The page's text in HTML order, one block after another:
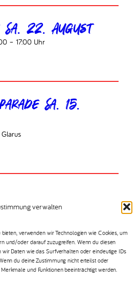
verwalten
verwenden wir Technologien wie Cookies, um
und/oder darauf zuzugreifen. Wenn du diesen
Daten wie das Surfverhalten oder eindeutige IDs
du deine Zustimmung nicht erteilst oder
und Funktionen beeinträchtigt werden.
22. August
– 17:00 Uhr
Sa. 15.
8. August
– 17:00 Uhr